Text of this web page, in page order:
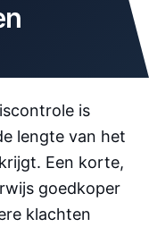
is
lengte van het
Een korte,
goedkoper
klachten